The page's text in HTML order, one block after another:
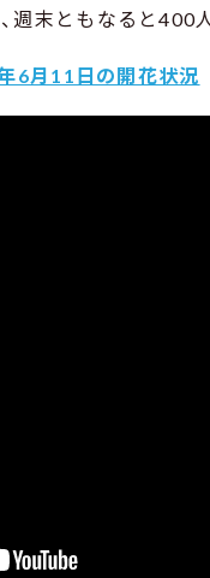
週末ともなると400
月11日の開花状況